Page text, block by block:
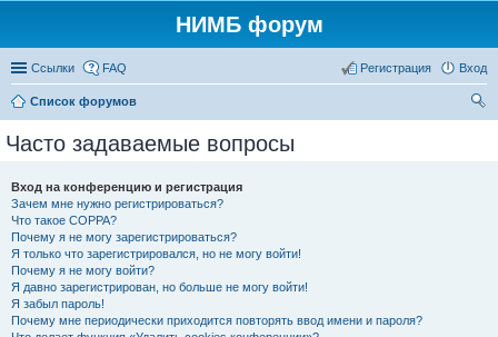
НИМБ форум
Ссылки FAQ Вход
Регистрация
Список форумов
Часто задаваемые вопросы
Вход на конференцию и регистрация
Зачем мне нужно регистрироваться?
Что такое COPPA?
Почему я не могу зарегистрироваться?
Я только что зарегистрировался, но не могу войти!
Почему я не могу войти?
Я давно зарегистрирован, но больше не могу войти!
Я забыл пароль!
Почему мне периодически приходится повторять ввод имени и пароля?